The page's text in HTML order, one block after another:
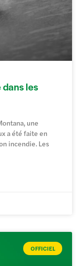
les
une
a été faite en
incendie. Les
OFFICIEL